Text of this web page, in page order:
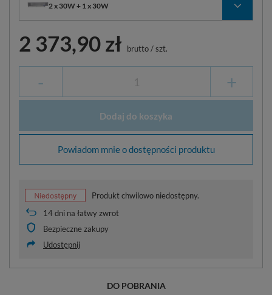
2 x 30W + 1 x 30W
2 373,90 zł brutto/szt.
- +
Dodaj do koszyka
Powiadom mnie o dostępności produktu
Produkt chwilowo niedostępny.
14dni na łatwy zwrot
Bezpieczne zakupy
Udostępnij
DO POBRANIA